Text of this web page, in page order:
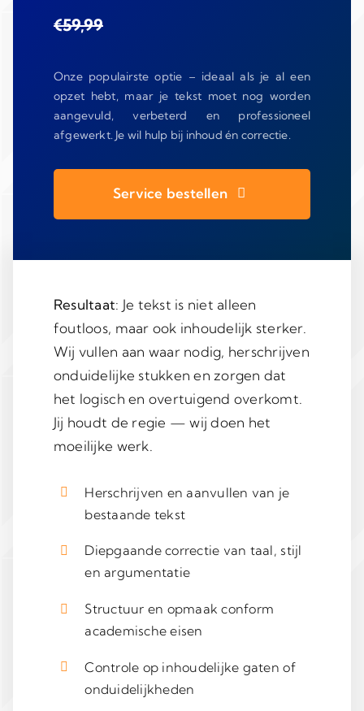
€59,99
Onze populairste optie – ideaal als je al een
opzet hebt, maar je tekst moet nog worden
aangevuld, verbeterd en professioneel
afgewerkt. Je wil hulp bij inhoud én correctie.
Service bestellen
Resultaat: Je tekst is niet alleen
foutloos, maar ook inhoudelijk sterker.
Wij vullen aan waar nodig, herschrijven
onduidelijke stukken en zorgen dat
het logisch en overtuigend overkomt.
Jij houdt de regie — wij doen het
moeilijke werk.
Herschrijven en aanvullen van je
bestaande tekst
Diepgaande correctie van taal, stijl
en argumentatie
Structuur en opmaak conform
academische eisen
Controle op inhoudelijke gaten of
onduidelijkheden